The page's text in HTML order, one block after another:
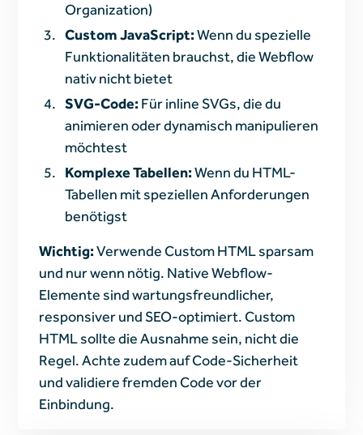
Organization)
Custom JavaScript:Wenn du spezielle
Funktionalitäten brauchst, die Webflow
nativ nicht bietet
SVG-Code: Für inline SVGs, die du
animieren oder dynamisch manipulieren
möchtest
Komplexe Tabellen:Wenn du HTML-
Tabellen mit speziellen Anforderungen
benötigst
Wichtig:Verwende Custom HTML sparsam
und nur wenn nötig. Native Webflow-
Elemente sind wartungsfreundlicher,
responsiver und SEO-optimiert. Custom
HTML sollte die Ausnahme sein, nicht die
Regel. Achte zudem auf Code-Sicherheit
und validiere fremden Code vor der
Einbindung.